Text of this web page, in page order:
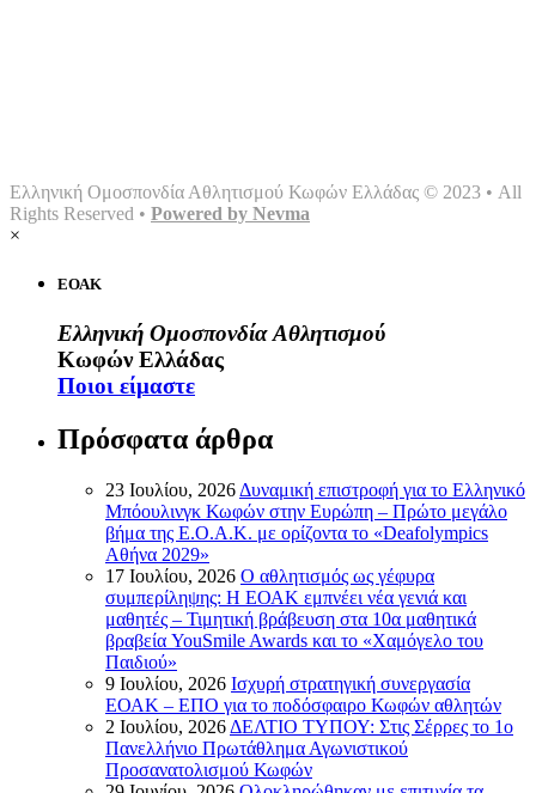
Ελληνική Ομοσπονδία Αθλητισμού Κωφών Ελλάδας © 2023 • All
Rights Reserved • Powered by Nevma
×
ΕΟΑΚ
Ελληνική Ομοσπονδία Αθλητισμού
Κωφών Ελλάδας
Ποιοι είμαστε
Πρόσφατα άρθρα
23 Ιουλίου, 2026 Δυναμική επιστροφή για το Ελληνικό
Μπόουλινγκ Κωφών στην Ευρώπη – Πρώτο μεγάλο
βήμα της Ε.Ο.Α.Κ. με ορίζοντα το «Deafolympics
Αθήνα 2029»
17 Ιουλίου, 2026 Ο αθλητισμός ως γέφυρα
συμπερίληψης: Η ΕΟΑΚ εμπνέει νέα γενιά και
μαθητές – Τιμητική βράβευση στα 10α μαθητικά
βραβεία YouSmile Awards και το «Χαμόγελο του
Παιδιού»
9 Ιουλίου, 2026 Ισχυρή στρατηγική συνεργασία
ΕΟΑΚ – ΕΠΟ για το ποδόσφαιρο Κωφών αθλητών
2 Ιουλίου, 2026 ΔΕΛΤΙΟ ΤΥΠΟΥ: Στις Σέρρες το 1ο
Πανελλήνιο Πρωτάθλημα Αγωνιστικού
Προσανατολισμού Κωφών